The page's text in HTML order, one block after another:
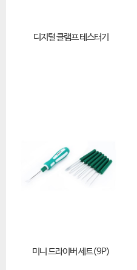
디지털 클램프 테스터기
미니 드라이버 세트(9P)